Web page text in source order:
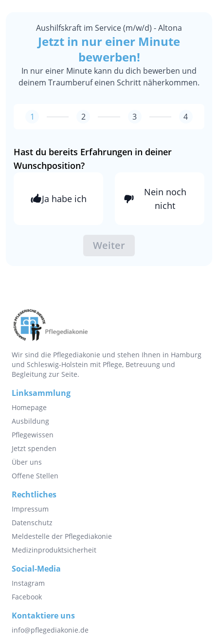
Aushilfskraft im Service (m/w/d) - Altona
Jetzt in nur einer Minute
bewerben!
In nur einer Minute kann du dich bewerben und
deinem Traumberuf einen Schritt näherkommen.
1 2 3 4
Hast du bereits Erfahrungen in deiner
Wunschposition?
Ja habe ich
Nein noch
nicht
Weiter
Wir sind die Pflegediakonie und stehen Ihnen in Hamburg
und Schleswig-Holstein mit Pflege, Betreuung und
Begleitung zur Seite.
Linksammlung
Homepage
Ausbildung
Pflegewissen
Jetzt spenden
Über uns
Offene Stellen
Rechtliches
Impressum
Datenschutz
Meldestelle der Pflegediakonie
Medizinproduktsicherheit
Social-Media
Instagram
Facebook
Kontaktiere uns
info@pflegediakonie.de